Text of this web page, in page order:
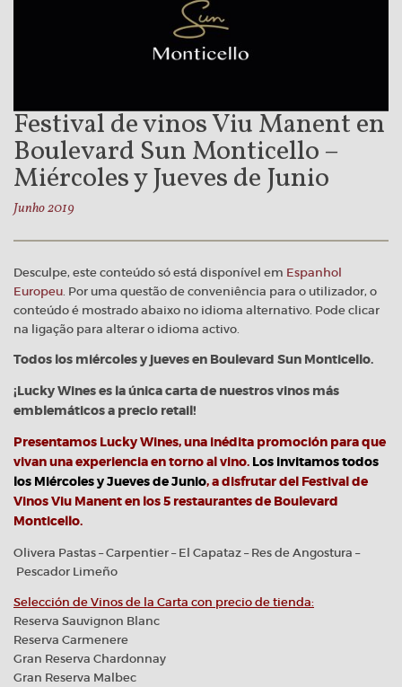
Festival de vinos Viu Manent en
Boulevard Sun Monticello –
Miércoles y Jueves de Junio
Junho 2019
Desculpe, este conteúdo só está disponível em Espanhol
Europeu. Por uma questão de conveniência para o utilizador, o
conteúdo é mostrado abaixo no idioma alternativo. Pode clicar
na ligação para alterar o idioma activo.
Todos los miércoles y jueves en Boulevard Sun Monticello.
¡Lucky Wines es la única carta de nuestros vinos más
emblemáticos a precio retail!
Presentamos Lucky Wines, una inédita promoción para que
vivan una experiencia en torno al vino. Los invitamos todos
los Miércoles y Jueves de Junio, a disfrutar del Festival de
Vinos Viu Manent en los 5 restaurantes de Boulevard
Monticello.
Olivera Pastas – Carpentier – El Capataz – Res de Angostura –
Pescador Limeño
Selección de Vinos de la Carta con precio de tienda:
Reserva Sauvignon Blanc
Reserva Carmenere
Gran Reserva Chardonnay
Gran Reserva Malbec